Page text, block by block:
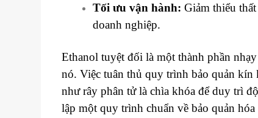
Tối ưu vận hành: Giảm thiểu
doanh nghiệp.
Ethanol tuyệt đối là một thành phần
nó. Việc tuân thủ quy trình bảo quản
như rây phân tử là chìa khóa để duy trì
lập một quy trình chuẩn về bảo quản